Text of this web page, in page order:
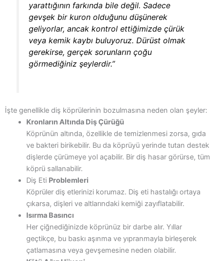
yarattığının farkında bile değil. Sadece
gevşek bir kuron olduğunu düşünerek
geliyorlar, ancak kontrol ettiğimizde çürük
veya kemik kaybı buluyoruz. Dürüst olmak
gerekirse, gerçek sorunların çoğu
görmediğiniz şeylerdir.”
İşte genellikle diş köprülerinin bozulmasına neden olan şeyler:
Kronların Altında Diş Çürüğü
Köprünün altında, özellikle de temizlenmesi zorsa, gıda
ve bakteri birikebilir. Bu da köprüyü yerinde tutan destek
dişlerde çürümeye yol açabilir. Bir diş hasar görürse, tüm
köprü sallanabilir.
Diş Eti Problemleri
Köprüler diş etlerinizi korumaz. Diş eti hastalığı ortaya
çıkarsa, dişleri ve altlarındaki kemiği zayıflatabilir.
Isırma Basıncı
Her çiğnediğinizde köprünüz bir darbe alır. Yıllar
geçtikçe, bu baskı aşınma ve yıpranmayla birleşerek
çatlamasına veya gevşemesine neden olabilir.